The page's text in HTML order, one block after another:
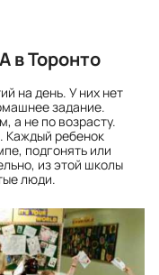
в Торонто
на день. У них нет
задание.
а не по возрасту.
Каждый ребенок
подгонять или
из этой школы
люди.